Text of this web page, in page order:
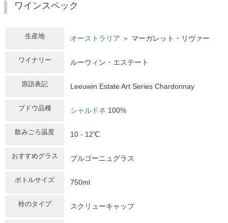
ワインスペック
生産地 オーストラリア ＞ マーガレット・リヴァー
ワイナリー ルーウィン・エステート
原語表記 Leeuwin Estate Art Series Chardonnay
ブドウ品種 シャルドネ 100%
飲みごろ温度 10 - 12℃
おすすめグラス ブルゴーニュグラス
ボトルサイズ 750ml
栓のタイプ スクリューキャップ